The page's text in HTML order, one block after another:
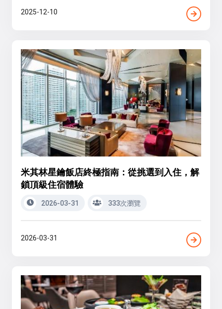
2025-12-10
米其林星鑰飯店終極指南：從挑選到入住，解
鎖頂級住宿體驗
2026-03-31 333次瀏覽
2026-03-31